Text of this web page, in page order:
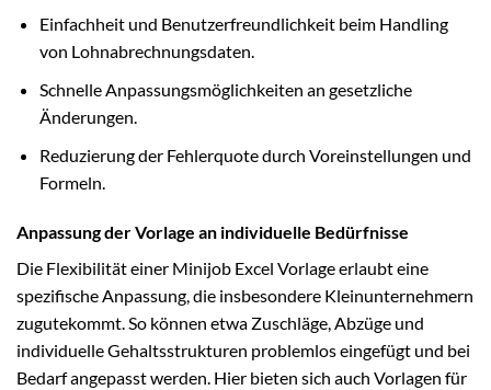
Einfachheit und Benutzerfreundlichkeit beim Handling
von Lohnabrechnungsdaten.
Schnelle Anpassungsmöglichkeiten an gesetzliche
Änderungen.
Reduzierung der Fehlerquote durch Voreinstellungen und
Formeln.
Anpassung der Vorlage an individuelle Bedürfnisse
Die Flexibilität einer Minijob Excel Vorlage erlaubt eine
spezifische Anpassung, die insbesondere Kleinunternehmern
zugutekommt. So können etwa Zuschläge, Abzüge und
individuelle Gehaltsstrukturen problemlos eingefügt und bei
Bedarf angepasst werden. Hier bieten sich auch Vorlagen für